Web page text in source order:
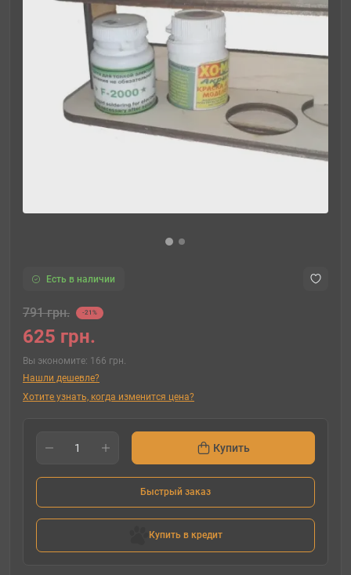
Есть в наличии
791 грн. -21%
625 грн.
Вы экономите: 166 грн.
Нашли дешевле?
Хотите узнать, когда изменится цена?
Купить
Быстрый заказ
Купить в кредит